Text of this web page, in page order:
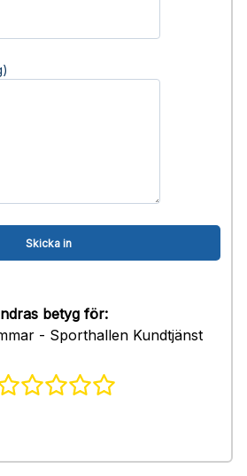
betyg för:
- Sporthallen Kundtjänst